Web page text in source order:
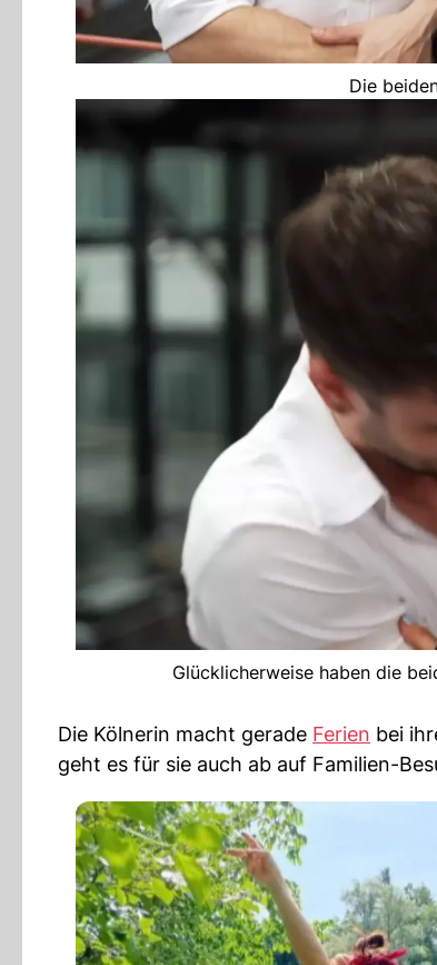
Die
Glücklicherweise haben die
Die Kölnerin macht gerade Ferien bei
geht es für sie auch ab auf Familien-